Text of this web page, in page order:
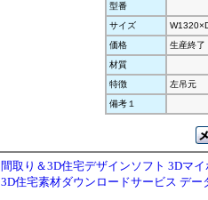
型番
サイズ
価格
生産終了
材質
特徴
左吊元
備考１
間取り＆3D住宅デザインソフト 3Dマ
3D住宅素材ダウンロードサービス デー